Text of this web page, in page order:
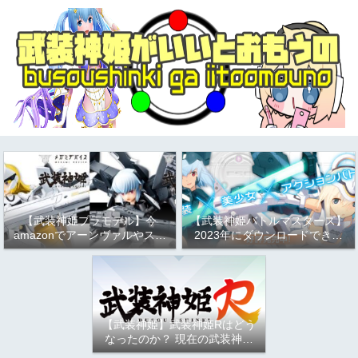
【武装神姫プラモデル】今
amazonでアーンヴァルやスト
ラーフがお得という話
【武装神姫バトルマスターズ】
2023年にダウンロードできる
か問題について
【武装神姫】武装神姫Rはどう
なったのか？ 現在の武装神姫
アーケード（バトコン）につい